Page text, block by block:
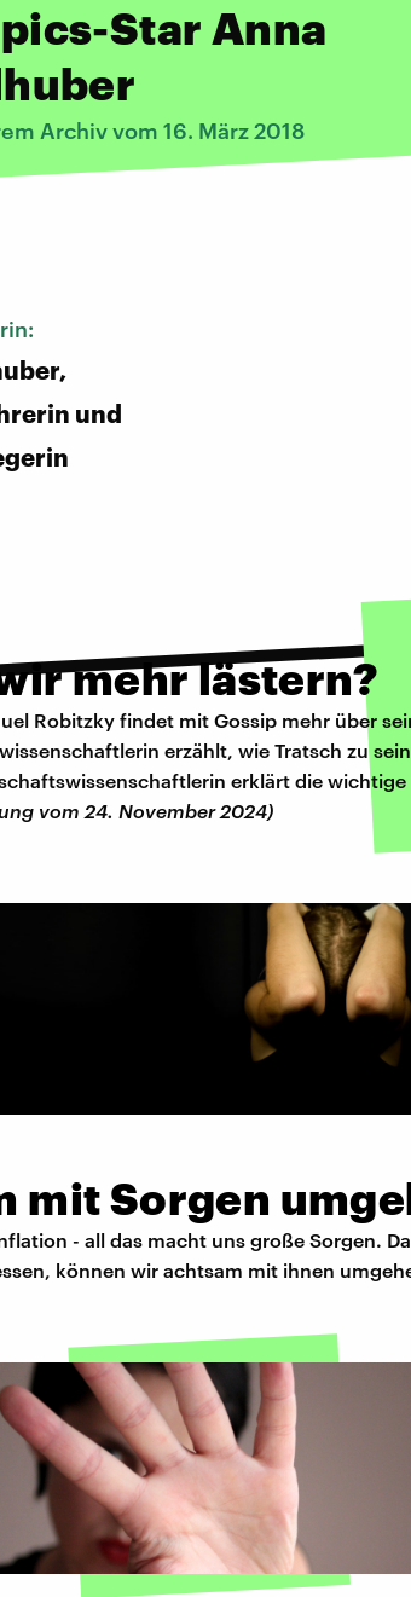
Star Anna
Archiv vom 16. März 2018
und
mehr lästern?
Robitzky findet mit Gossip mehr über
erzählt, wie Tratsch zu
erklärt die wichtige
vom 24. November 2024)
mit Sorgen
- all das macht uns große Sorgen.
können wir achtsam mit ihnen